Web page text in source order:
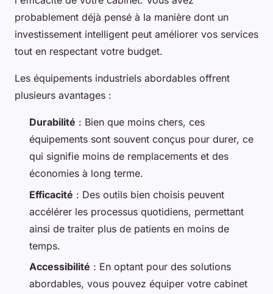
probablement déjà pensé à la manière dont un
investissement intelligent peut améliorer vos services
tout en respectant votre budget.
Les équipements industriels abordables offrent
plusieurs avantages :
Durabilité : Bien que moins chers, ces
équipements sont souvent conçus pour durer, ce
qui signifie moins de remplacements et des
économies à long terme.
Efficacité : Des outils bien choisis peuvent
accélérer les processus quotidiens, permettant
ainsi de traiter plus de patients en moins de
temps.
Accessibilité : En optant pour des solutions
abordables, vous pouvez équiper votre cabinet